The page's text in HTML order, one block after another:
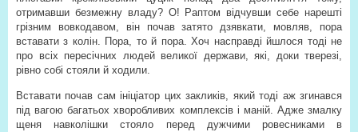
отримавши безмежну владу? О! Раптом відчувши себе нарешті
грізним вовкодавом, він почав затято дзявкати, мовляв, пора
вставати з колін. Пора, то й пора. Хоч насправді йшлося тоді не
про всіх пересічних людей великої держави, які, доки тверезі,
рівно собі стояли й ходили.
Вставати почав сам ініціатор цих закликів, який тоді аж згинався
під вагою багатьох хворобливих комплексів і маній. Адже змалку
щеня навколішки стояло перед дужчими ровесниками в